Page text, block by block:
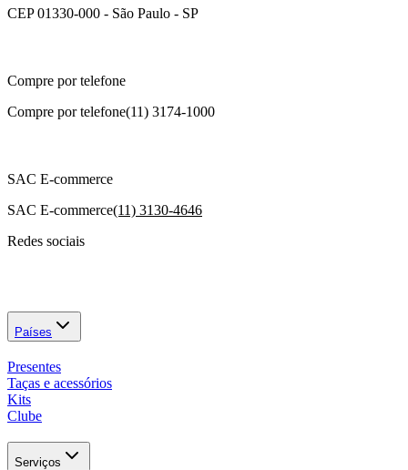
CEP 01330-000 - São Paulo - SP
Compre por telefone
Compre por telefone(11) 3174-1000
SAC E-commerce
SAC E-commerce(11) 3130-4646
Redes sociais
Países
Presentes
Taças e acessórios
Kits
Clube
Serviços